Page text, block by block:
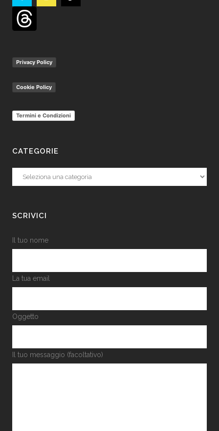
Privacy Policy
Cookie Policy
Termini e Condizioni
CATEGORIE
Categorie
SCRIVICI
Il tuo nome
La tua email
Oggetto
Il tuo messaggio (facoltativo)